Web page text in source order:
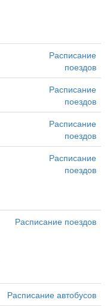
Расписание
поездов
Расписание
поездов
Расписание
поездов
Расписание
поездов
Расписание поездов
Расписание автобусов